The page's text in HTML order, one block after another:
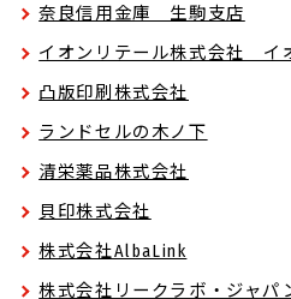
奈良信用金庫 生駒支店
イオンリテール株式会社 イ
凸版印刷株式会社
ランドセルの木ノ下
清栄薬品株式会社
貝印株式会社
株式会社AlbaLink
株式会社リークラボ・ジャパ